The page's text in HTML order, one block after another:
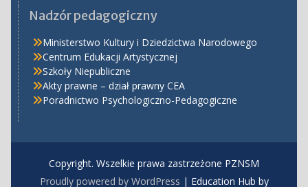
Nadzór pedagogiczny
Ministerstwo Kultury i Dziedzictwa Narodowego
Centrum Edukacji Artystycznej
Szkoły Niepubliczne
Akty prawne – dział prawny CEA
Poradnictwo Psychologiczno-Pedagogiczne
Copyright. Wszelkie prawa zastrzeżone PZNSM
Proudly powered by WordPress | Education Hub by